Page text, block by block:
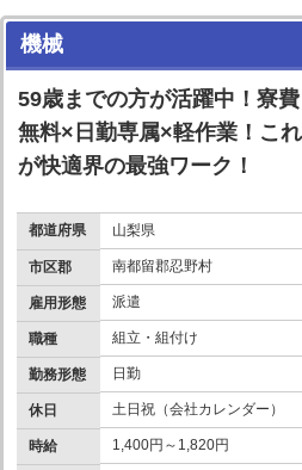
機械
59歳までの方が活躍中！寮費
無料×日勤専属×軽作業！これ
が快適界の最強ワーク！
都道府県 山梨県
市区郡 南都留郡忍野村
雇用形態 派遣
職種 組立・組付け
勤務形態 日勤
休日 土日祝（会社カレンダー）
時給 1,400円～1,820円